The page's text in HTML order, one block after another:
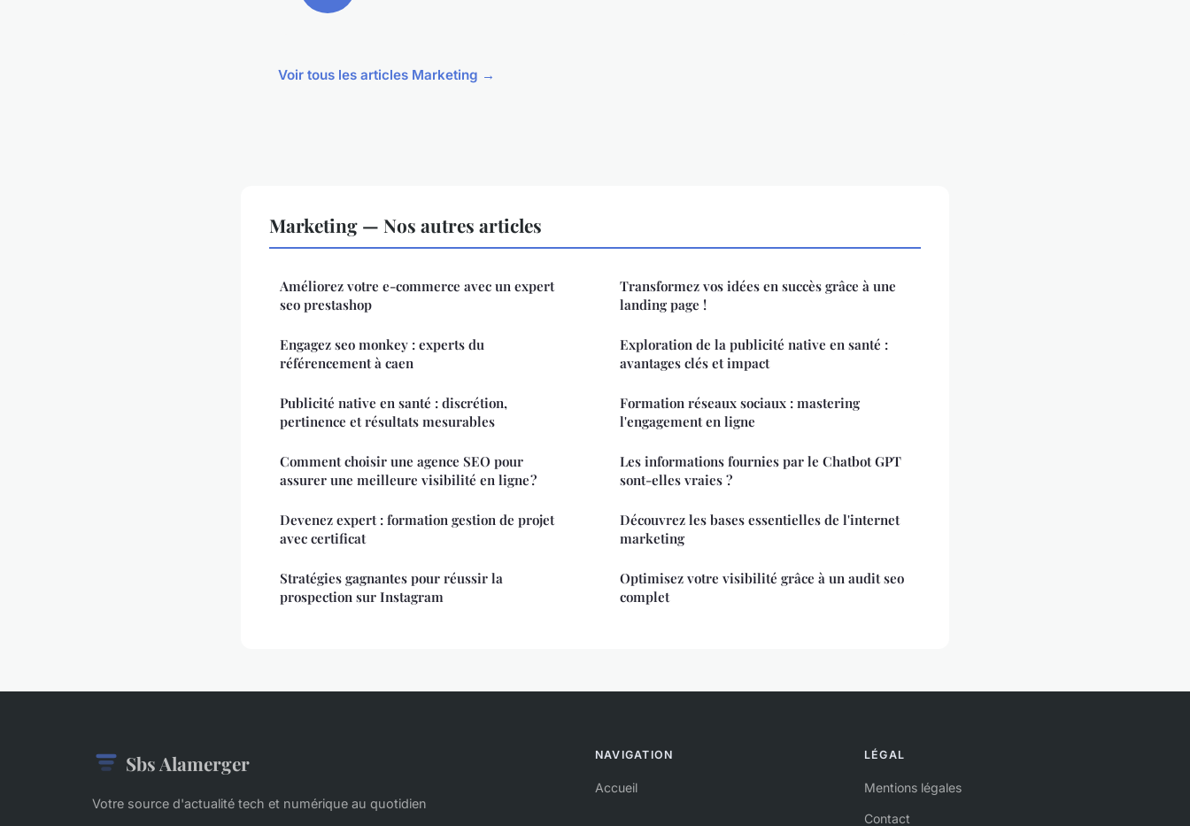
Voir tous les articles Marketing →
Marketing — Nos autres articles
Améliorez votre e-commerce avec un expert
seo prestashop
Engagez seo monkey : experts du
référencement à caen
Publicité native en santé : discrétion,
pertinence et résultats mesurables
Comment choisir une agence SEO pour
assurer une meilleure visibilité en ligne ?
Devenez expert : formation gestion de projet
avec certificat
Stratégies gagnantes pour réussir la
prospection sur Instagram
Transformez vos idées en succès grâce à une
landing page !
Exploration de la publicité native en santé :
avantages clés et impact
Formation réseaux sociaux : mastering
l'engagement en ligne
Les informations fournies par le Chatbot GPT
sont-elles vraies ?
Découvrez les bases essentielles de l'internet
marketing
Optimisez votre visibilité grâce à un audit seo
complet
Sbs Alamerger
Votre source d'actualité tech et numérique au quotidien
NAVIGATION
Accueil
LÉGAL
Mentions légales
Contact